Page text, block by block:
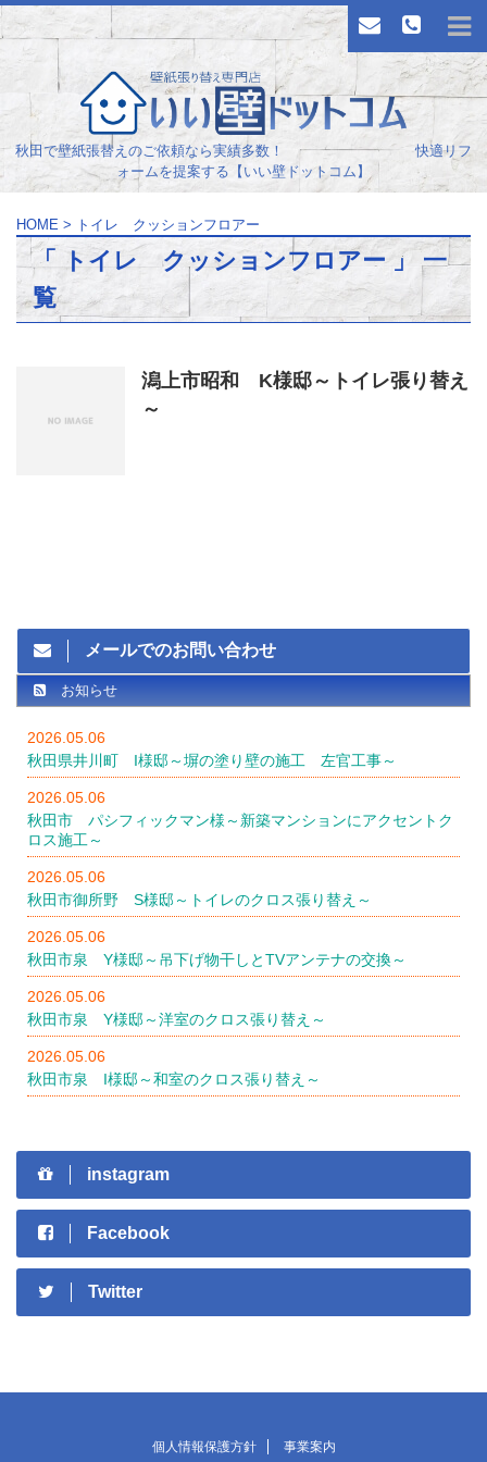
秋田で壁紙張替えのご依頼なら実績多数！ 快適リフ
ォームを提案する【いい壁ドットコム】
HOME > トイレ クッションフロアー
「 トイレ クッションフロアー 」 一
覧
潟上市昭和 K様邸～トイレ張り替え
～
メールでのお問い合わせ
お知らせ
2026.05.06
秋田県井川町 I様邸～塀の塗り壁の施工 左官工事～
2026.05.06
秋田市 パシフィックマン様～新築マンションにアクセントク
ロス施工～
2026.05.06
秋田市御所野 S様邸～トイレのクロス張り替え～
2026.05.06
秋田市泉 Y様邸～吊下げ物干しとTVアンテナの交換～
2026.05.06
秋田市泉 Y様邸～洋室のクロス張り替え～
2026.05.06
秋田市泉 I様邸～和室のクロス張り替え～
instagram
Facebook
Twitter
個人情報保護方針 事業案内